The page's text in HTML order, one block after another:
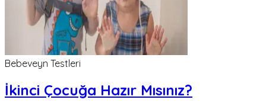
Bebeveyn Testleri
İkinci Çocuğa Hazır Mısınız?